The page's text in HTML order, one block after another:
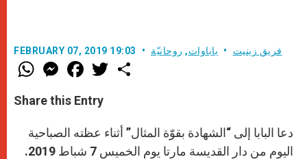
FEBRUARY 07, 2019 19:03 فريق زينيت باباوات, روحانيّة
W
h
t
s
p
p
M
e
s
e
g
e
r
F
a
e
b
o
k
w
r
Share this Entry
دعا البابا إلى “الشهادة بقوّة المثال” أثناء عظته الصباحية
اليوم من دار القديسة مارتا يوم الخميس 7 شباط 2019.